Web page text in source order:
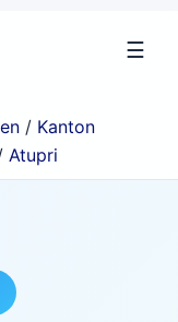
☰
/ Kanton
Atupri